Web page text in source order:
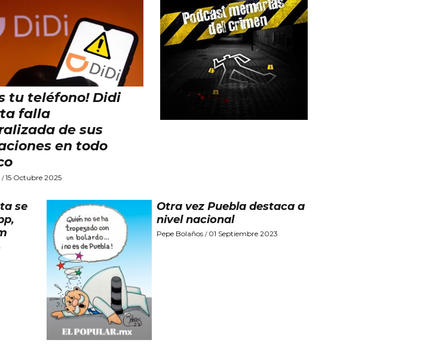
tu teléfono! Didi
falla
de sus
en todo
/15 Octubre 2025
se
Otra vez Puebla destaca a
nivel nacional
Pepe Bolaños / 01 Septiembre 2023